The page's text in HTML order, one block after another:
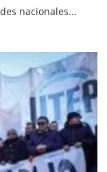
nacionales...